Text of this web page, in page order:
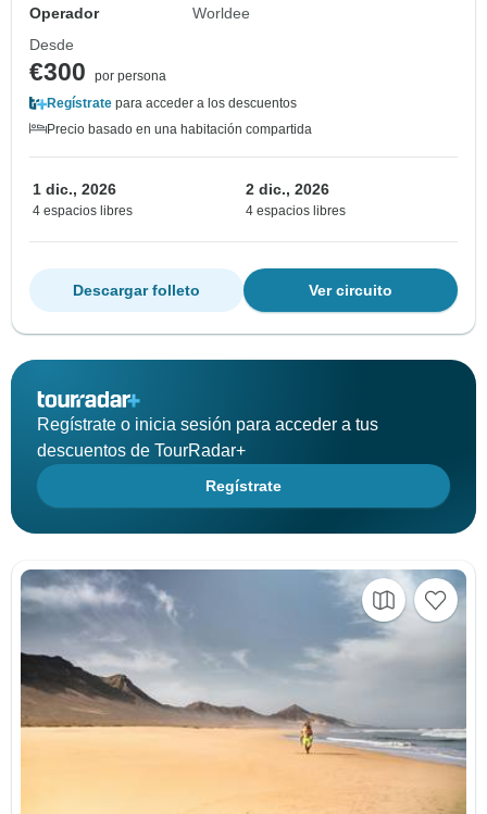
Operador
Worldee
Desde
€300
por persona
Regístrate para acceder a los descuentos
Precio basado en una habitación compartida
1 dic., 2026
4 espacios libres
2 dic., 2026
4 espacios libres
Ver circuito
Descargar folleto
Regístrate o inicia sesión para acceder a tus
descuentos de TourRadar+
Regístrate